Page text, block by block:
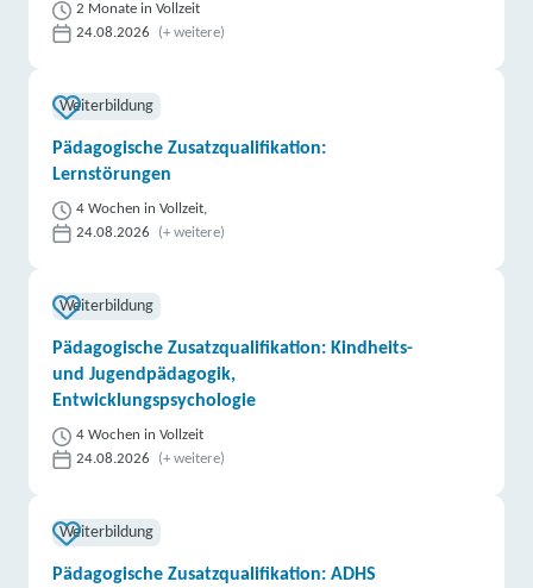
2 Monate in Vollzeit
24.08.2026
(+ weitere)
Weiterbildung
Pädagogische Zusatzqualifikation:
Lernstörungen
4 Wochen in Vollzeit,
24.08.2026
(+ weitere)
Weiterbildung
Pädagogische Zusatzqualifikation: Kindheits-
und Jugendpädagogik,
Entwicklungspsychologie
4 Wochen in Vollzeit
24.08.2026
(+ weitere)
Weiterbildung
Pädagogische Zusatzqualifikation: ADHS